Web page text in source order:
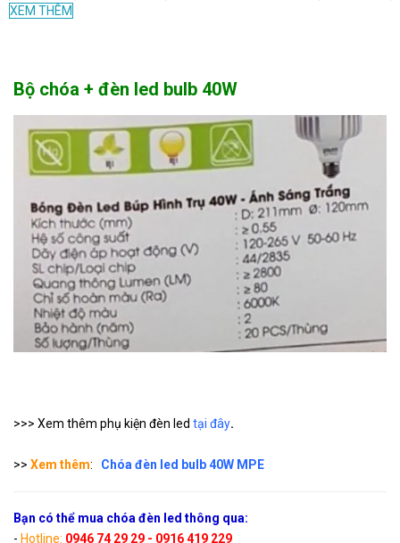
RPL-40
Chóa đèn led bulb 40W
MPE
Liên hệ
RPL-30
Chóa đèn led bulb 30W
MPE
XEM THÊM
Bộ chóa + đèn led bulb 40W
>>> Xem thêm phụ kiện đèn led tại đây.
>> Xem thêm: Chóa đèn led bulb 40W MPE
Bạn có thể mua chóa đèn led thông qua:
- Hotline: 0946 74 29 29 - 0916 419 229